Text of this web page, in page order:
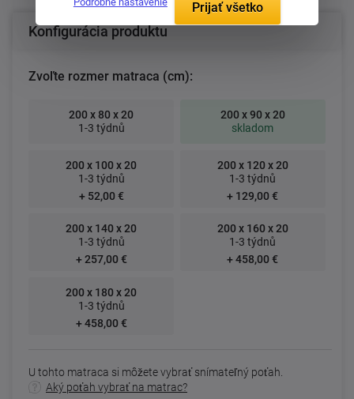
Konfigurácia produktu
Zvoľte rozmer matraca (cm):
200 x 80 x 20
1-3 týdnů
200 x 90 x 20
skladom
200 x 100 x 20
1-3 týdnů
+ 52,00 €
200 x 120 x 20
1-3 týdnů
+ 129,00 €
200 x 140 x 20
1-3 týdnů
+ 257,00 €
200 x 160 x 20
1-3 týdnů
+ 458,00 €
200 x 180 x 20
1-3 týdnů
+ 458,00 €
U tohto matraca si môžete vybrať snímateľný poťah.
Aký poťah vybrať na matrac?
Prijať všetko